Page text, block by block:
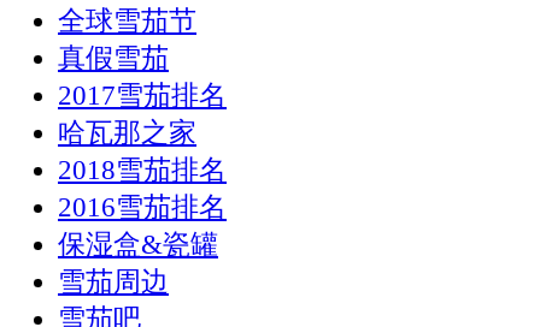
全球雪茄节
真假雪茄
2017雪茄排名
哈瓦那之家
2018雪茄排名
2016雪茄排名
保湿盒&瓷罐
雪茄周边
雪茄吧